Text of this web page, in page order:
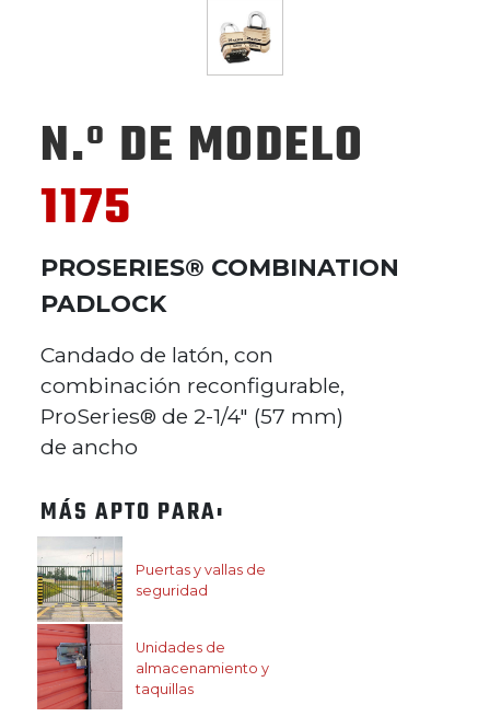
N.º DE MODELO
1175
PROSERIES® COMBINATION
PADLOCK
Candado de latón, con
combinación reconfigurable,
ProSeries® de 2-1/4" (57 mm)
de ancho
MÁS APTO PARA:
Puertas y vallas de
seguridad
Unidades de
almacenamiento y
taquillas